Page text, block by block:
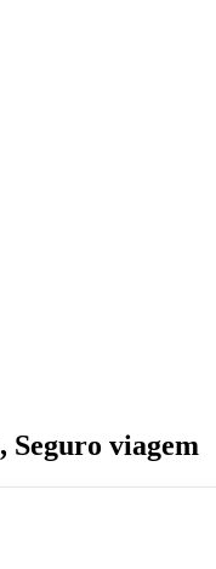
, Seguro viagem